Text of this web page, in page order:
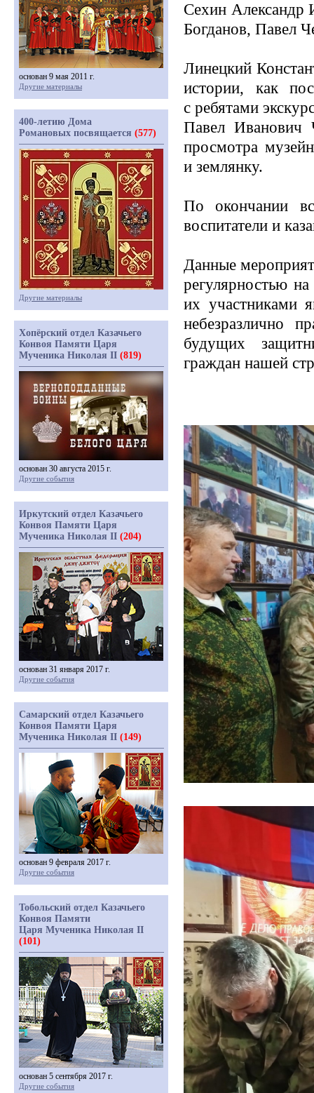
Сехин Александр
Богданов, Павел
Линецкий
истории, как
с ребятами
Павел Иванович
просмотра
и землянку.
По окончании
воспитатели и
Данные
регулярностью
их участниками
небезразлично
будущих
граждан нашей
основан 9 мая 2011 г.
Другие материалы
400-летию Дома
Романовых посвящается (577)
Другие материалы
Хопёрский отдел Казачьего
Конвоя Памяти Царя
Мученика Николая II (819)
основан 30 августа 2015 г.
Другие события
Иркутский отдел Казачьего
Конвоя Памяти Царя
Мученика Николая II (204)
основан 31 января 2017 г.
Другие события
Самарский отдел Казачьего
Конвоя Памяти Царя
Мученика Николая II (149)
основан 9 февраля 2017 г.
Другие события
Тобольский отдел Казачьего
Конвоя Памяти
Царя Мученика Николая II
(101)
основан 5 сентября 2017 г.
Другие события